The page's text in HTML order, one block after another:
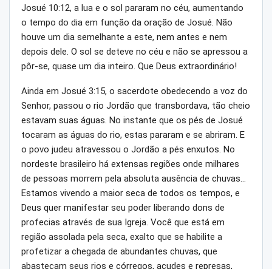
Josué 10:12, a lua e o sol pararam no céu, aumentando
o tempo do dia em função da oração de Josué. Não
houve um dia semelhante a este, nem antes e nem
depois dele. O sol se deteve no céu e não se apressou a
pôr-se, quase um dia inteiro. Que Deus extraordinário!
Ainda em Josué 3:15, o sacerdote obedecendo a voz do
Senhor, passou o rio Jordão que transbordava, tão cheio
estavam suas águas. No instante que os pés de Josué
tocaram as águas do rio, estas pararam e se abriram. E
o povo judeu atravessou o Jordão a pés enxutos. No
nordeste brasileiro há extensas regiões onde milhares
de pessoas morrem pela absoluta ausência de chuvas…
Estamos vivendo a maior seca de todos os tempos, e
Deus quer manifestar seu poder liberando dons de
profecias através de sua Igreja. Você que está em
região assolada pela seca, exalto que se habilite a
profetizar a chegada de abundantes chuvas, que
abasteçam seus rios e córregos, açudes e represas,